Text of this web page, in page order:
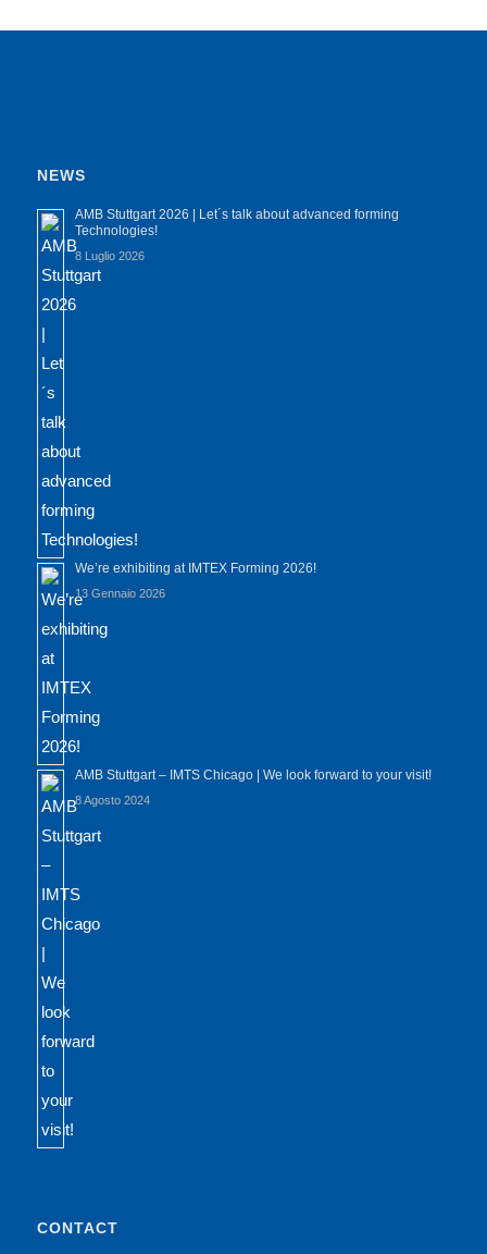
NEWS
AMB Stuttgart 2026 | Let´s talk about advanced forming
Technologies!
8 Luglio 2026
We’re exhibiting at IMTEX Forming 2026!
13 Gennaio 2026
AMB Stuttgart – IMTS Chicago | We look forward to your visit!
8 Agosto 2024
CONTACT